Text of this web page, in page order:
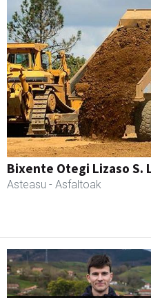
Bixente Otegi Lizaso S.
Asteasu - Asfaltoak